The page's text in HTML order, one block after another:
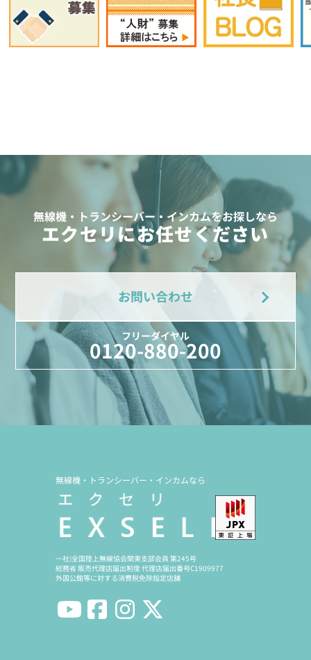
無線機・トランシーバー・インカムをお探しなら
エクセリにお任せください
お問い合わせ
フリーダイヤル
0120-880-200
無線機・トランシーバー・インカムなら
一社)全国陸上無線協会関東支部会員 第245号
総務省 販売代理店届出制度 代理店届出番号C1909977
外国公館等に対する消費税免除指定店舗